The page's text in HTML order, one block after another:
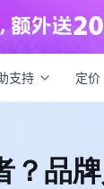
支持 定价
解一下
？品